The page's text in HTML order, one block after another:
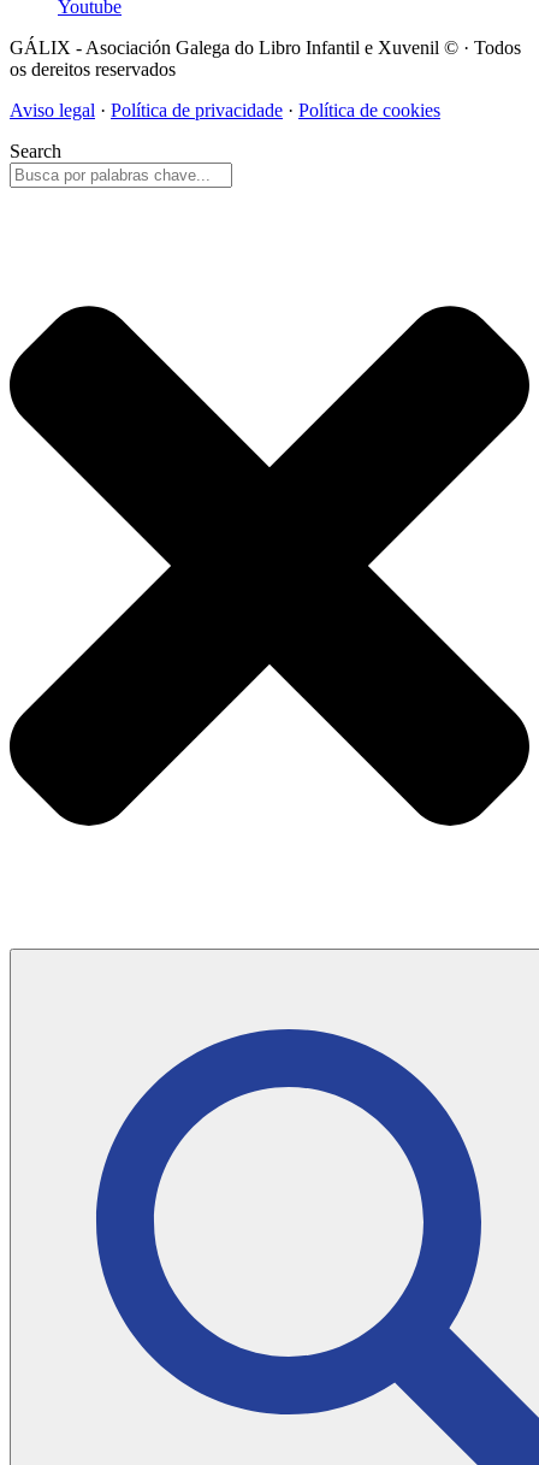
Youtube
GÁLIX - Asociación Galega do Libro Infantil e Xuvenil © · Todos
os dereitos reservados
Aviso legal · Política de privacidade · Política de cookies
Search